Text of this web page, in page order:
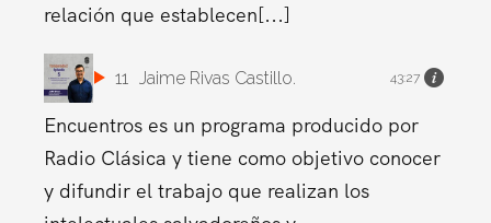
relación que establecen[...]
11 Jaime Rivas Castillo. 43:27
Encuentros es un programa producido por
Radio Clásica y tiene como objetivo conocer
y difundir el trabajo que realizan los